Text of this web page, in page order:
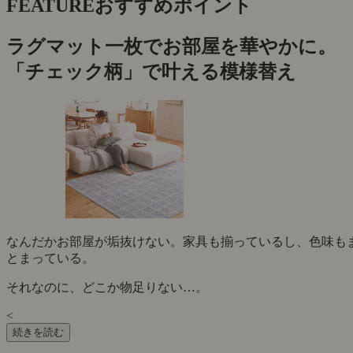
FEATUREおすすめポイント
ラグマット一枚でお部屋を華やかに。
「チェック柄」で叶える模様替え
なんだかお部屋が垢抜けない。家具も揃っているし、色味も
とまっている。
それなのに、どこか物足りない…。
<
続きを読む